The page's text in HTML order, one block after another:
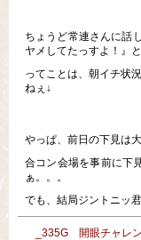
ちょうど常連さんに話
ヤメしてたっすよ！』
ってことは、朝イチ状
ねぇ↓
やっぱ、前日の下見は
合コン会場を事前に下
ぁ。。。
でも、結局ジントニッ
_335G 開眼チャレ